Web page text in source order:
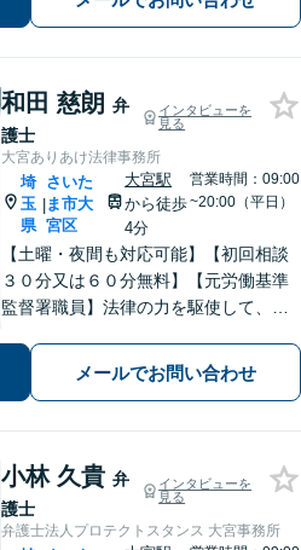
和田 慈朗 弁
護士
インタビューを
見る
大宮ありあけ法律事務所
埼
玉
県
|
さいた
ま市大
宮区
大宮駅
から徒歩
4分
営業時間：09:00
~20:00（平日）
【土曜・夜間も対応可能】【初回相談
３０分又は６０分無料】【元労働基準
監督署職員】法律の力を駆使して、ト
たいと思っています。費用が不安な方
もご相談ください。【大宮駅徒歩４
メールでお問い合わせ
小林 久貴 弁
護士
インタビューを
見る
弁護士法人プロテクトスタンス 大宮事務所